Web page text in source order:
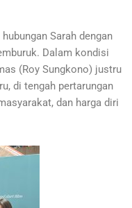
Sarah dengan
Dalam kondisi
(Roy Sungkono) justru
di tengah pertarungan
dan harga diri